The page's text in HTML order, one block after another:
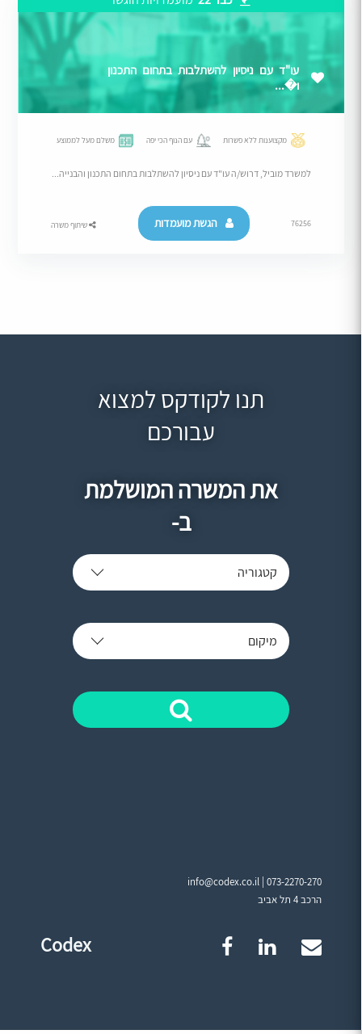
עו"ד עם ניסיון להשתלבות בתחום התכנון
ו�...
מקצוענות ללא פשרות עם הנוף הכי יפה משלם מעל לממוצע
למשרד מוביל, דרוש/ה עו"ד עם ניסיון להשתלבות בתחום התכנון והבנייה...
76256 הגשת מועמדות שיתוף משרה
תנו לקודקס למצוא
עבורכם
את המשרה המושלמת
ב-
קטגוריה
מיקום
info@codex.co.il |073-2270-270
הרכב 4 תל אביב
Codex